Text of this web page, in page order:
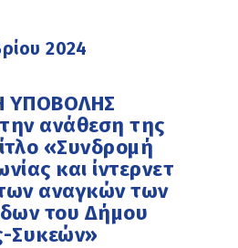
2024
ΥΠΟΒΟΛΗΣ
ανάθεση της
«Συνδρομή
και ίντερνετ
αναγκών των
του Δήμου
Συκεών»